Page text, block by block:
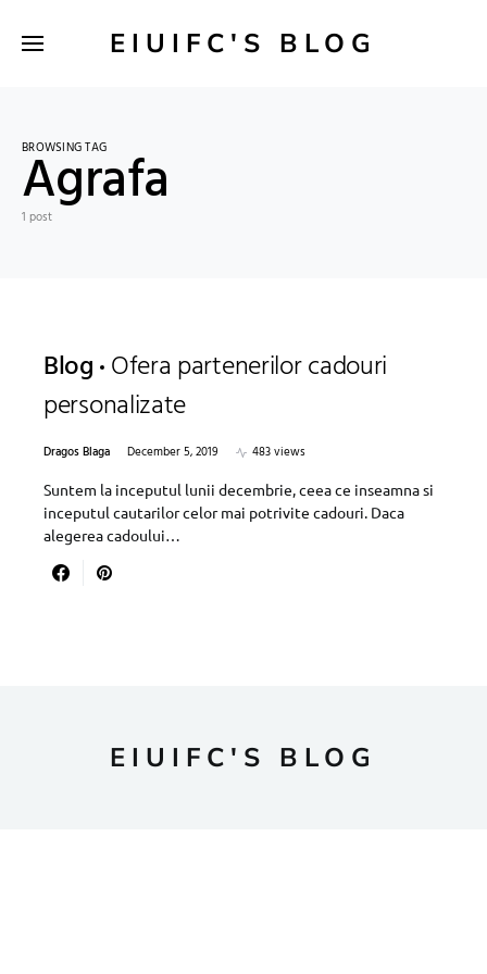
EIUIFC'S BLOG
BROWSING TAG
Agrafa
1 post
Blog Ofera partenerilor cadouri
personalizate
Dragos Blaga December 5, 2019
483 views
Suntem la inceputul lunii decembrie, ceea ce inseamna si
inceputul cautarilor celor mai potrivite cadouri. Daca
alegerea cadoului…
EIUIFC'S BLOG